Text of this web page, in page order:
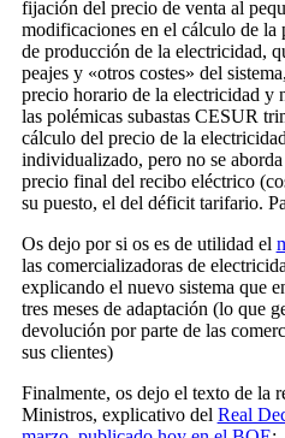
fijación del precio de venta al
modificaciones en el cálculo de la
de producción de la electricidad,
peajes y «otros costes» del
precio horario de la electricidad y
las polémicas subastas CESUR
cálculo del precio de la
individualizado, pero no se
precio final del recibo eléctrico
su puesto, el del déficit tarifario.
Os dejo por si os es de utilidad el
las comercializadoras de
explicando el nuevo sistema que
tres meses de adaptación (lo que
devolución por parte de las
sus clientes)
Finalmente, os dejo el texto de la
Ministros, explicativo del Real